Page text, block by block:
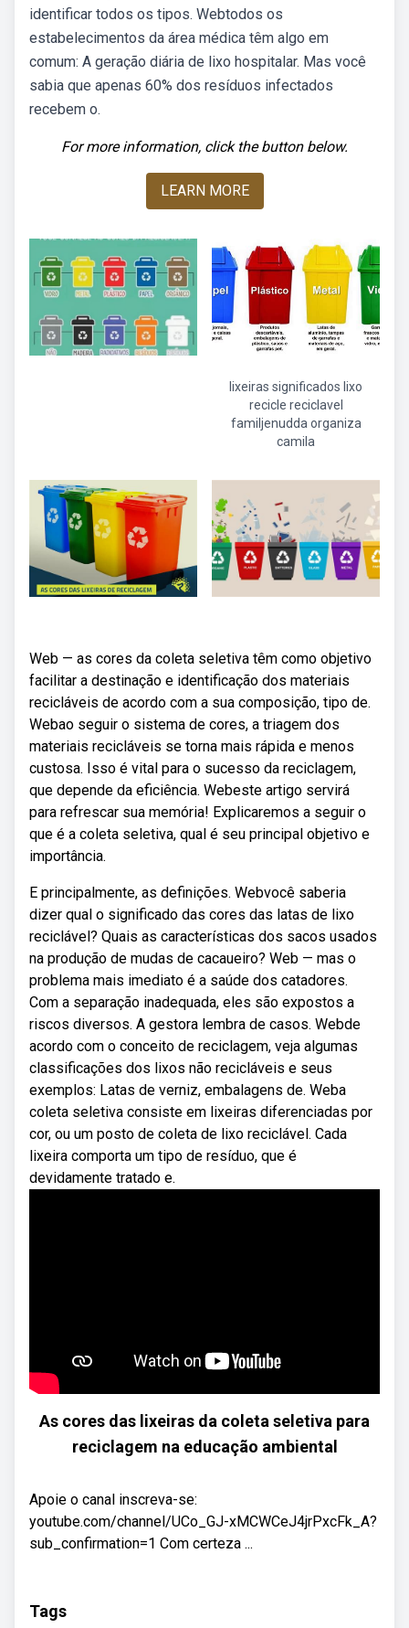
identificar todos os tipos. Webtodos os
estabelecimentos da área médica têm algo em
comum: A geração diária de lixo hospitalar. Mas você
sabia que apenas 60% dos resíduos infectados
recebem o.
For more information, click the button below.
LEARN MORE
lixeiras significados lixo
recicle reciclavel
familjenudda organiza
camila
Web — as cores da coleta seletiva têm como objetivo
facilitar a destinação e identificação dos materiais
recicláveis de acordo com a sua composição, tipo de.
Webao seguir o sistema de cores, a triagem dos
materiais recicláveis se torna mais rápida e menos
custosa. Isso é vital para o sucesso da reciclagem,
que depende da eficiência. Webeste artigo servirá
para refrescar sua memória! Explicaremos a seguir o
que é a coleta seletiva, qual é seu principal objetivo e
importância.
E principalmente, as definições. Webvocê saberia
dizer qual o significado das cores das latas de lixo
reciclável? Quais as características dos sacos usados
na produção de mudas de cacaueiro? Web — mas o
problema mais imediato é a saúde dos catadores.
Com a separação inadequada, eles são expostos a
riscos diversos. A gestora lembra de casos. Webde
acordo com o conceito de reciclagem, veja algumas
classificações dos lixos não recicláveis e seus
exemplos: Latas de verniz, embalagens de. Weba
coleta seletiva consiste em lixeiras diferenciadas por
cor, ou um posto de coleta de lixo reciclável. Cada
lixeira comporta um tipo de resíduo, que é
devidamente tratado e.
As cores das lixeiras da coleta seletiva para
reciclagem na educação ambiental
Apoie o canal inscreva-se:
youtube.com/channel/UCo_GJ-xMCWCeJ4jrPxcFk_A?
sub_confirmation=1 Com certeza ...
Tags